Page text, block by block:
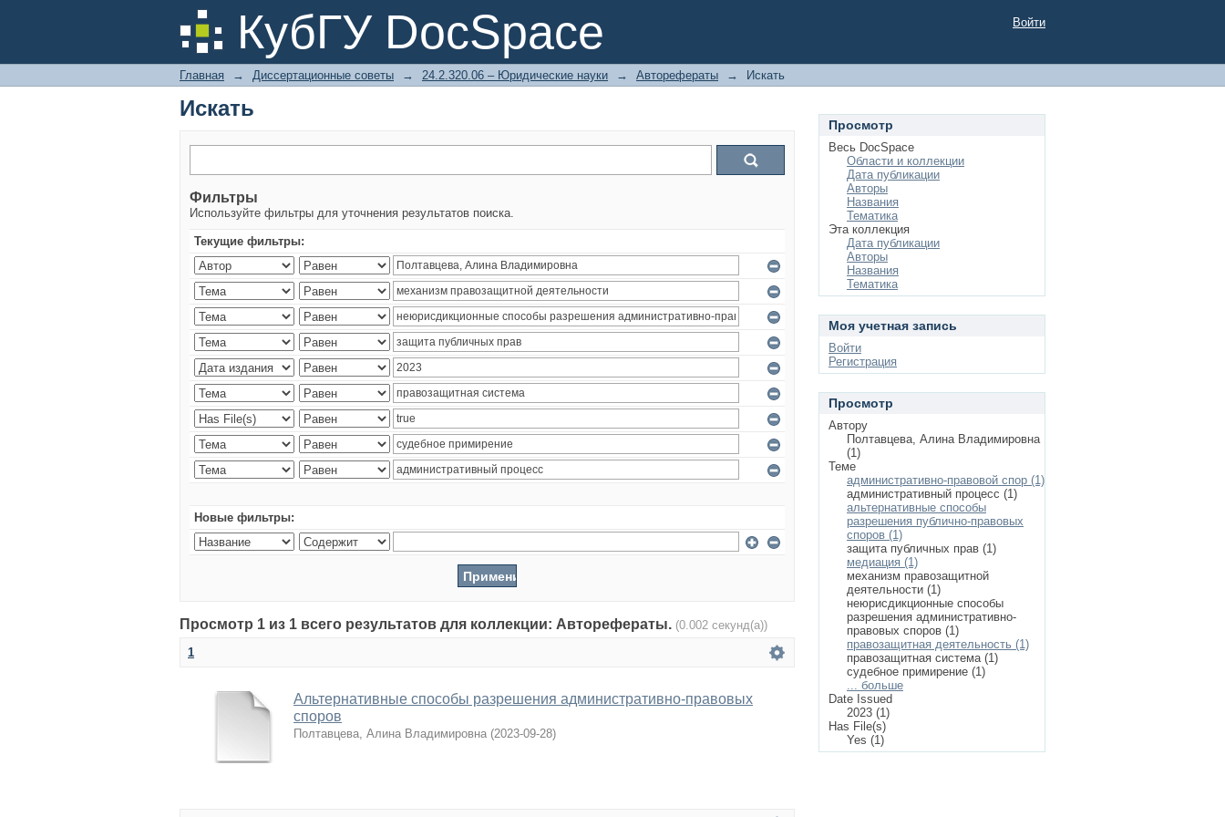
КубГУ DocSpace
Искать Войти
Главная → Диссертационные советы → 24.2.320.06 – Юридические науки → Авторефераты → Искать
Искать
Фильтры
Используйте фильтры для уточнения результатов поиска.
Текущие фильтры:
Новые фильтры:
Просмотр 1 из 1 всего результатов для коллекции: Авторефераты. (0.002 секунд(а))
1
Альтернативные способы разрешения административно-правовых
споров
Полтавцева, Алина Владимировна (2023-09-28)
Просмотр
Весь DocSpace
Области и коллекции
Дата публикации
Авторы
Названия
Тематика
Эта коллекция
Дата публикации
Авторы
Названия
Тематика
Моя учетная запись
Войти
Регистрация
Просмотр
Автору
Полтавцева, Алина Владимировна
(1)
Теме
административно-правовой спор (1)
административный процесс (1)
альтернативные способы
разрешения публично-правовых
споров (1)
защита публичных прав (1)
медиация (1)
механизм правозащитной
деятельности (1)
неюрисдикционные способы
разрешения административно-
правовых споров (1)
правозащитная деятельность (1)
правозащитная система (1)
судебное примирение (1)
... больше
Date Issued
2023 (1)
Has File(s)
Yes (1)